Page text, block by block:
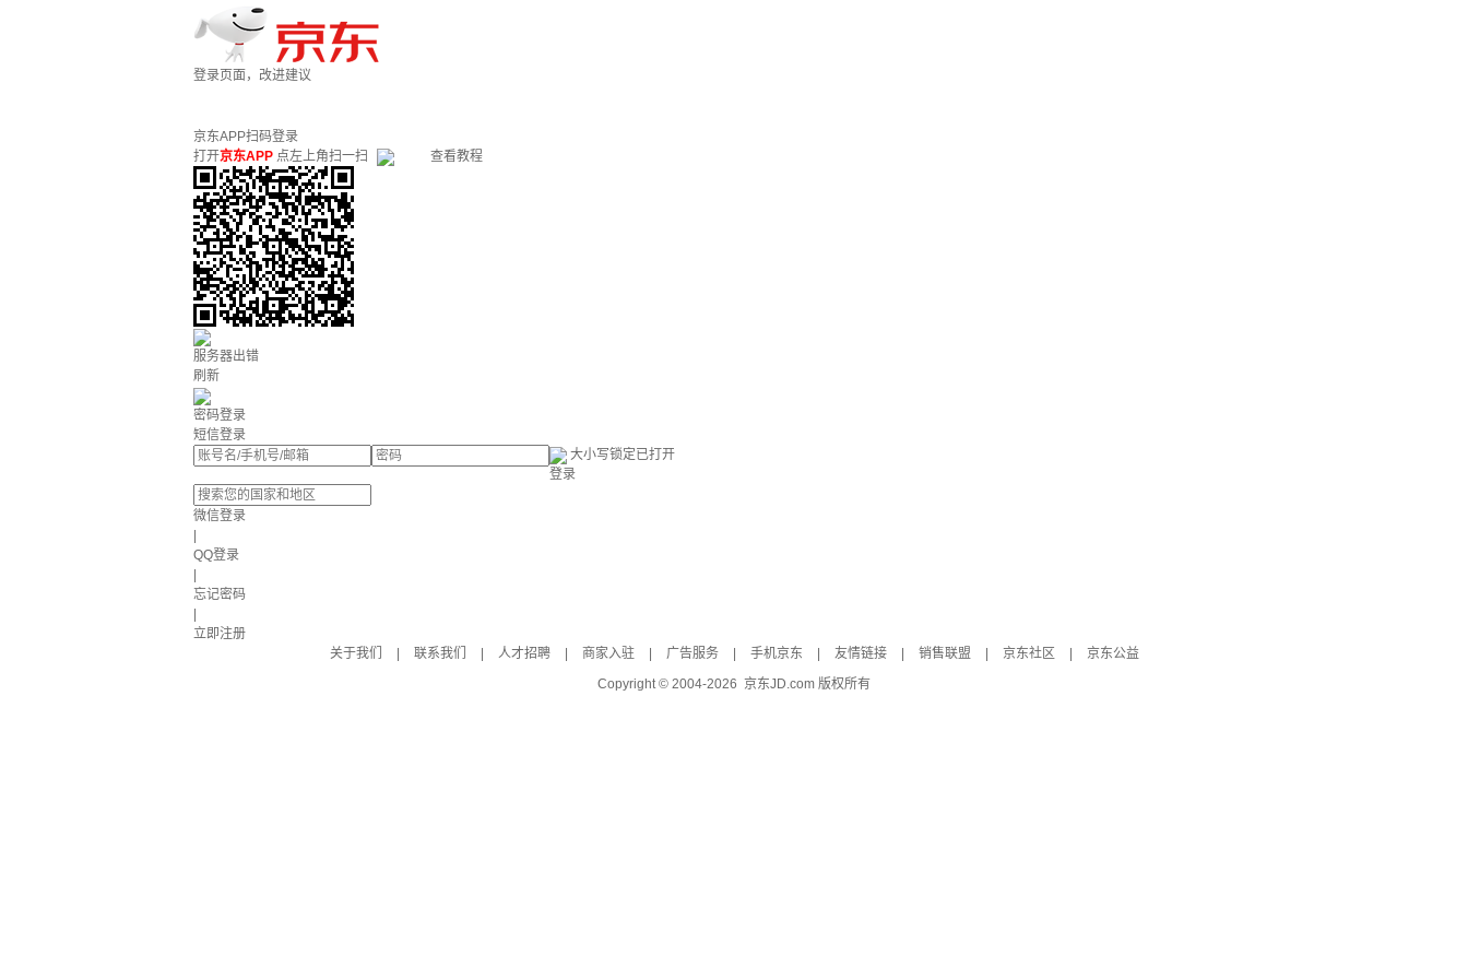
登录页面，改进建议
京东APP扫码登录
打开京东APP 点左上角扫一扫 查看教程
服务器出错
刷新
密码登录
短信登录
大小写锁定已打开
登录
微信登录
QQ登录
忘记密码
立即注册
关于我们
联系我们 人才招聘 商家入驻 广告服务 手机京东 友情链接 销售联盟 京东社区
京东公益
Copyright © 2004-2026 京东JD.com 版权所有